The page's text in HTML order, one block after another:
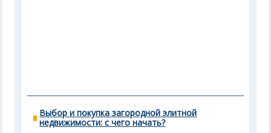
Выбор и покупка загородной элитной
недвижимости: с чего начать?